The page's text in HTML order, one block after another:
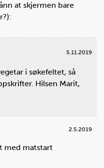
sett dem inn midt i
at skjermen bare
5.11.2019
i søkefeltet, så
Hilsen Marit,
2.5.2019
med matstart